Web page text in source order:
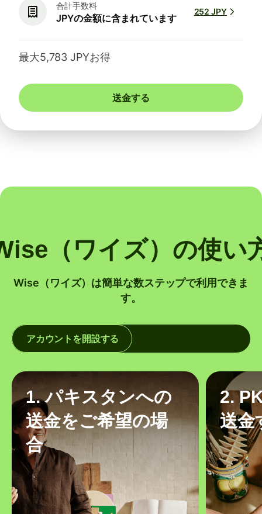
合計手数料
JPYの金額に含まれています
252 JPY
最大5,783 JPYお得
送金する
（ワイズ）の使い
Wise（ワイズ）は簡単な数ステップで利用できま
す。
アカウントを開設する
1. パキスタンへの
送金をご希望の場
合
2.
送金